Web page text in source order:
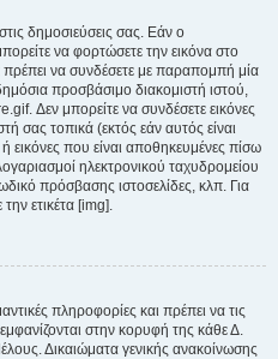
δημοσιεύσεις σας. Εάν ο
να φορτώσετε την εικόνα στο
να συνδέσετε με παραπομπή μία
προσβάσιμο διακομιστή ιστού,
Δεν μπορείτε να συνδέσετε εικόνες
σας τοπικά (εκτός εάν αυτός είναι
εικόνες που είναι αποθηκευμένες πίσω
ηλεκτρονικού ταχυδρομείου
πρόσβασης ιστοσελίδες, κλπ. Για
ετικέτα [img].
πληροφορίες και πρέπει να τις
στην κορυφή της κάθε Δ.
Δικαιώματα γενικής ανακοίνωσης